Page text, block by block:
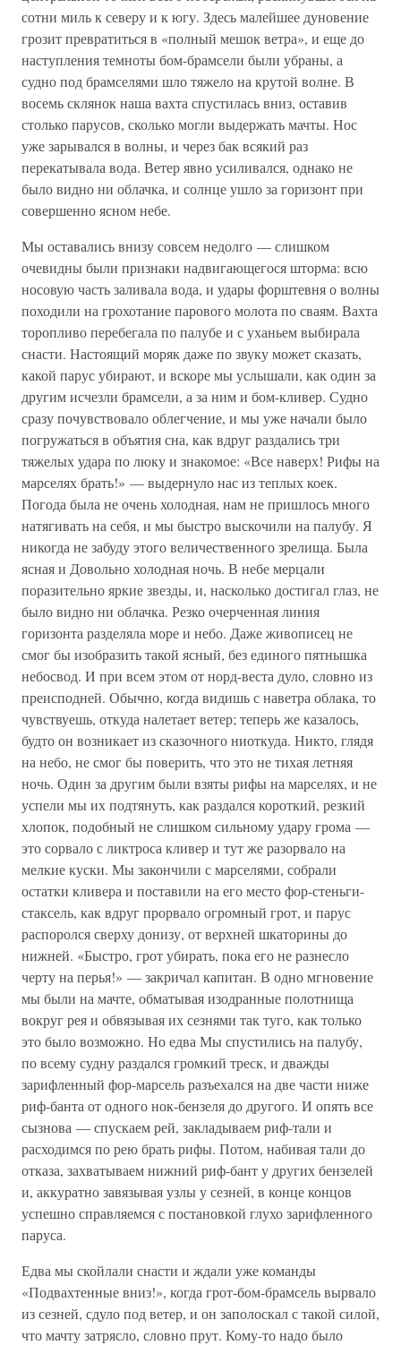
сотни миль к северу и к югу. Здесь малейшее дуновение
грозит превратиться в «полный мешок ветра», и еще до
наступления темноты бом-брамсели были убраны, а
судно под брамселями шло тяжело на крутой волне. В
восемь склянок наша вахта спустилась вниз, оставив
столько парусов, сколько могли выдержать мачты. Нос
уже зарывался в волны, и через бак всякий раз
перекатывала вода. Ветер явно усиливался, однако не
было видно ни облачка, и солнце ушло за горизонт при
совершенно ясном небе.
Мы оставались внизу совсем недолго — слишком
очевидны были признаки надвигающегося шторма: всю
носовую часть заливала вода, и удары форштевня о волны
походили на грохотание парового молота по сваям. Вахта
торопливо перебегала по палубе и с уханьем выбирала
снасти. Настоящий моряк даже по звуку может сказать,
какой парус убирают, и вскоре мы услышали, как один за
другим исчезли брамсели, а за ним и бом-кливер. Судно
сразу почувствовало облегчение, и мы уже начали было
погружаться в объятия сна, как вдруг раздались три
тяжелых удара по люку и знакомое: «Все наверх! Рифы на
марселях брать!» — выдернуло нас из теплых коек.
Погода была не очень холодная, нам не пришлось много
натягивать на себя, и мы быстро выскочили на палубу. Я
никогда не забуду этого величественного зрелища. Была
ясная и Довольно холодная ночь. В небе мерцали
поразительно яркие звезды, и, насколько достигал глаз, не
было видно ни облачка. Резко очерченная линия
горизонта разделяла море и небо. Даже живописец не
смог бы изобразить такой ясный, без единого пятнышка
небосвод. И при всем этом от норд-веста дуло, словно из
преисподней. Обычно, когда видишь с наветра облака, то
чувствуешь, откуда налетает ветер; теперь же казалось,
будто он возникает из сказочного ниоткуда. Никто, глядя
на небо, не смог бы поверить, что это не тихая летняя
ночь. Один за другим были взяты рифы на марселях, и не
успели мы их подтянуть, как раздался короткий, резкий
хлопок, подобный не слишком сильному удару грома —
это сорвало с ликтроса кливер и тут же разорвало на
мелкие куски. Мы закончили с марселями, собрали
остатки кливера и поставили на его место фор-стеньги-
стаксель, как вдруг прорвало огромный грот, и парус
распоролся сверху донизу, от верхней шкаторины до
нижней. «Быстро, грот убирать, пока его не разнесло
черту на перья!» — закричал капитан. В одно мгновение
мы были на мачте, обматывая изодранные полотнища
вокруг рея и обвязывая их сезнями так туго, как только
это было возможно. Но едва Мы спустились на палубу,
по всему судну раздался громкий треск, и дважды
зарифленный фор-марсель разъехался на две части ниже
риф-банта от одного нок-бензеля до другого. И опять все
сызнова — спускаем рей, закладываем риф-тали и
расходимся по рею брать рифы. Потом, набивая тали до
отказа, захватываем нижний риф-бант у других бензелей
и, аккуратно завязывая узлы у сезней, в конце концов
успешно справляемся с постановкой глухо зарифленного
паруса.
Едва мы скойлали снасти и ждали уже команды
«Подвахтенные вниз!», когда грот-бом-брамсель вырвало
из сезней, сдуло под ветер, и он заполоскал с такой силой,
что мачту затрясло, словно прут. Кому-то надо было